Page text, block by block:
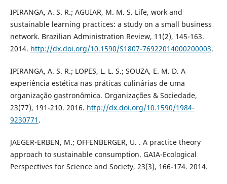
IPIRANGA, A. S. R.; AGUIAR, M. M. S. Life, work and
sustainable learning practices: a study on a small business
network. Brazilian Administration Review, 11(2), 145-163.
2014. http://dx.doi.org/10.1590/S1807-76922014000200003.
IPIRANGA, A. S. R.; LOPES, L. L. S.; SOUZA, E. M. D. A
experiência estética nas práticas culinárias de uma
organização gastronômica. Organizações & Sociedade,
23(77), 191-210. 2016. http://dx.doi.org/10.1590/1984-
9230771 .
JAEGER-ERBEN, M.; OFFENBERGER, U. . A practice theory
approach to sustainable consumption. GAIA-Ecological
Perspectives for Science and Society, 23(3), 166-174. 2014.